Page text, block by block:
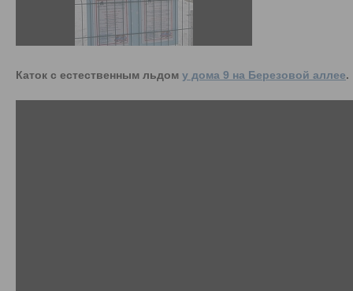
Каток с естественным льдом у дома 9 на Березовой аллее.